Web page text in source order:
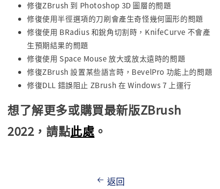
修復ZBrush 到 Photoshop 3D 圖層的問題
修復使用半徑選項的刀刷會產生奇怪幾何圖形的問題
修復使用 BRadius 和銳角切割時，KnifeCurve 不會產
生預期結果的問題
修復使用 Space Mouse 放大或放太遠時的問題
修復ZBrush 設置某些語言時，BevelPro 功能上的問題
修復DLL 錯誤阻止 ZBrush 在 Windows 7 上運行
想了解更多或購買最新版ZBrush
2022，請點此處。
返回